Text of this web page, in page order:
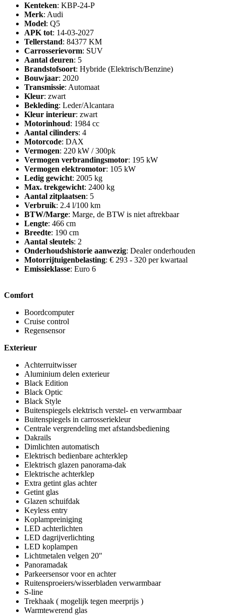
Kenteken: KBP-24-P
Merk: Audi
Model: Q5
APK tot: 14-03-2027
Tellerstand: 84377 KM
Carrosserievorm: SUV
Aantal deuren: 5
Brandstofsoort: Hybride (Elektrisch/Benzine)
Bouwjaar: 2020
Transmissie: Automaat
Kleur: zwart
Bekleding: Leder/Alcantara
Kleur interieur: zwart
Motorinhoud: 1984 cc
Aantal cilinders: 4
Motorcode: DAX
Vermogen: 220 kW / 300pk
Vermogen verbrandingsmotor: 195 kW
Vermogen elektromotor: 105 kW
Ledig gewicht: 2005 kg
Max. trekgewicht: 2400 kg
Aantal zitplaatsen: 5
Verbruik: 2.4 l/100 km
BTW/Marge: Marge, de BTW is niet aftrekbaar
Lengte: 466 cm
Breedte: 190 cm
Aantal sleutels: 2
Onderhoudshistorie aanwezig: Dealer onderhouden
Motorrijtuigenbelasting: € 293 - 320 per kwartaal
Emissieklasse: Euro 6
Comfort
Boordcomputer
Cruise control
Regensensor
Exterieur
Achterruitwisser
Aluminium delen exterieur
Black Edition
Black Optic
Black Style
Buitenspiegels elektrisch verstel- en verwarmbaar
Buitenspiegels in carrosseriekleur
Centrale vergrendeling met afstandsbediening
Dakrails
Dimlichten automatisch
Elektrisch bedienbare achterklep
Elektrisch glazen panorama-dak
Elektrische achterklep
Extra getint glas achter
Getint glas
Glazen schuifdak
Keyless entry
Koplampreiniging
LED achterlichten
LED dagrijverlichting
LED koplampen
Lichtmetalen velgen 20"
Panoramadak
Parkeersensor voor en achter
Ruitensproeiers/wisserbladen verwarmbaar
S-line
Trekhaak ( mogelijk tegen meerprijs )
Warmtewerend glas